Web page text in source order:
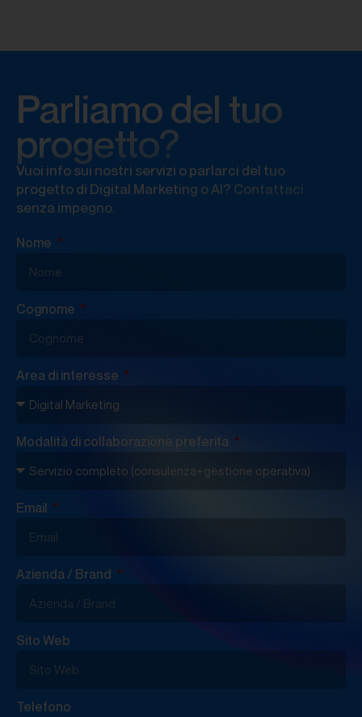
Parliamo del tuo
progetto?
Vuoi info sui nostri servizi o parlarci del tuo
progetto di Digital Marketing o AI? Contattaci
senza impegno.
Nome
Cognome
Area di interesse
Modalità di collaborazione preferita
Email
Azienda / Brand
Sito Web
Telefono